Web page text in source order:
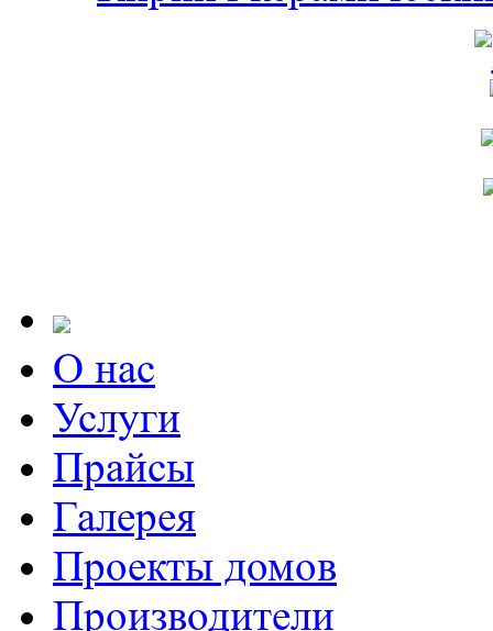
О нас
Услуги
Прайсы
Галерея
Проекты домов
Производители